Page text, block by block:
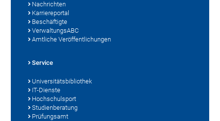
Nachrichten
Karriereportal
Beschäftigte
VerwaltungsABC
Amtliche Veröffentlichungen
Service
Universitätsbibliothek
IT-Dienste
Hochschulsport
Studienberatung
Prüfungsamt